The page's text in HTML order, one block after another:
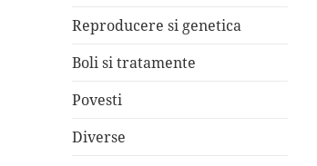
Reproducere si genetica
Boli si tratamente
Povesti
Diverse